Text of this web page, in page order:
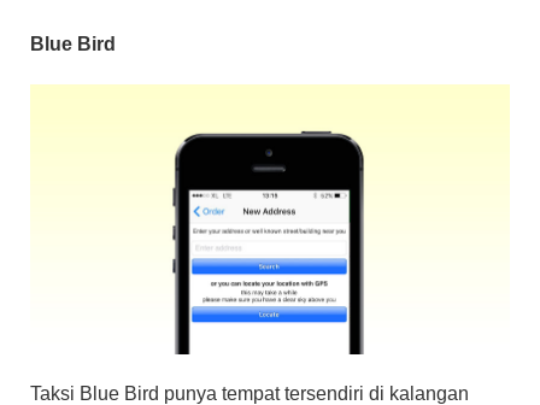
Blue Bird
Taksi Blue Bird punya tempat tersendiri di kalangan